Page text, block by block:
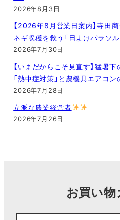
2026年8月3日
【2026年8月営業日案内】寺田
ネギ収穫を救う「日よけパラソル
2026年7月30日
【いまだからこそ見直す】猛暑
「熱中症対策」と農機具エアコン
2026年7月28日
立派な農業経営者
2026年7月26日
お買い物